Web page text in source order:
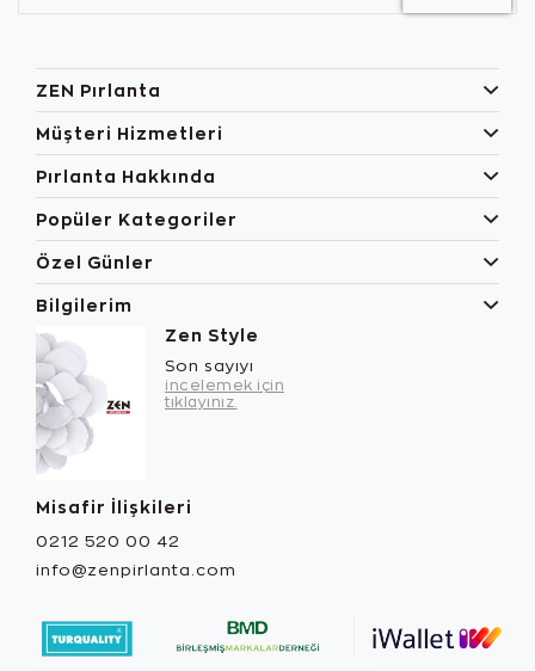
ZEN Pırlanta
Müşteri Hizmetleri
Pırlanta Hakkında
Popüler Kategoriler
Özel Günler
Bilgilerim
Zen Style
Son sayıyı
incelemek için
tıklayınız.
Misafir İlişkileri
0212 520 00 42
info@zenpirlanta.com